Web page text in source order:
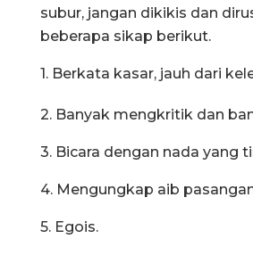
subur, jangan dikikis dan
beberapa sikap berikut.
1. Berkata kasar, jauh dari
2. Banyak mengkritik dan
3. Bicara dengan nada yang
4. Mengungkap aib
5. Egois.